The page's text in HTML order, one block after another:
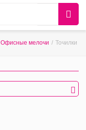
Офисные мелочи / Точилки